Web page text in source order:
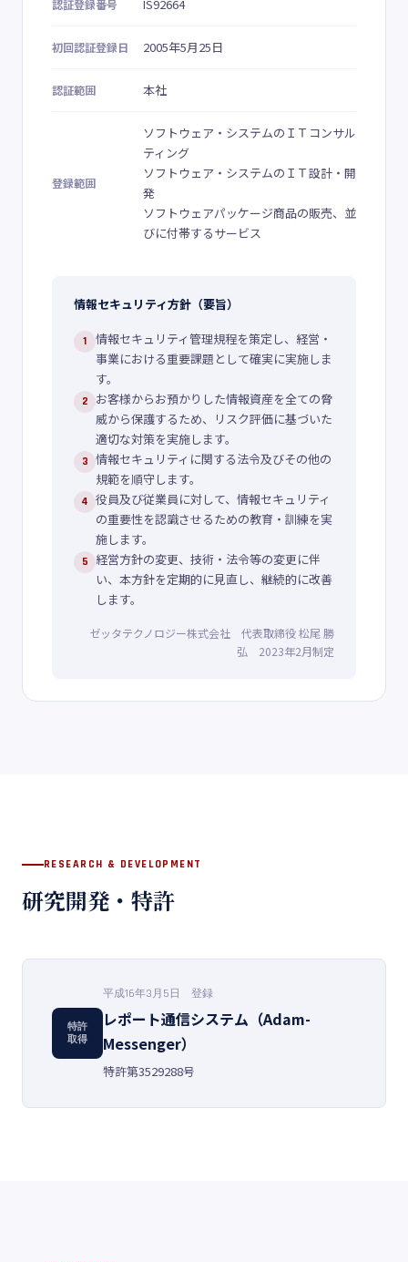
認証登録番号 IS92664
初回認証登録日 2005年5月25日
認証範囲 本社
登録範囲
ソフトウェア・システムのＩＴコンサル
ティング
ソフトウェア・システムのＩＴ設計・開
発
ソフトウェアパッケージ商品の販売、並
びに付帯するサービス
情報セキュリティ方針（要旨）
1
情報セキュリティ管理規程を策定し、経営・
事業における重要課題として確実に実施しま
す。
2
お客様からお預かりした情報資産を全ての脅
威から保護するため、リスク評価に基づいた
適切な対策を実施します。
3 情報セキュリティに関する法令及びその他の
規範を順守します。
4 役員及び従業員に対して、情報セキュリティ
の重要性を認識させるための教育・訓練を実
施します。
5
経営方針の変更、技術・法令等の変更に伴
い、本方針を定期的に見直し、継続的に改善
します。
ゼッタテクノロジー株式会社 代表取締役 松尾 勝
弘 2023年2月制定
RESEARCH & DEVELOPMENT
研究開発・特許
特許
取得
平成16年3月5日 登録
レポート通信システム（Adam-
Messenger）
特許第3529288号